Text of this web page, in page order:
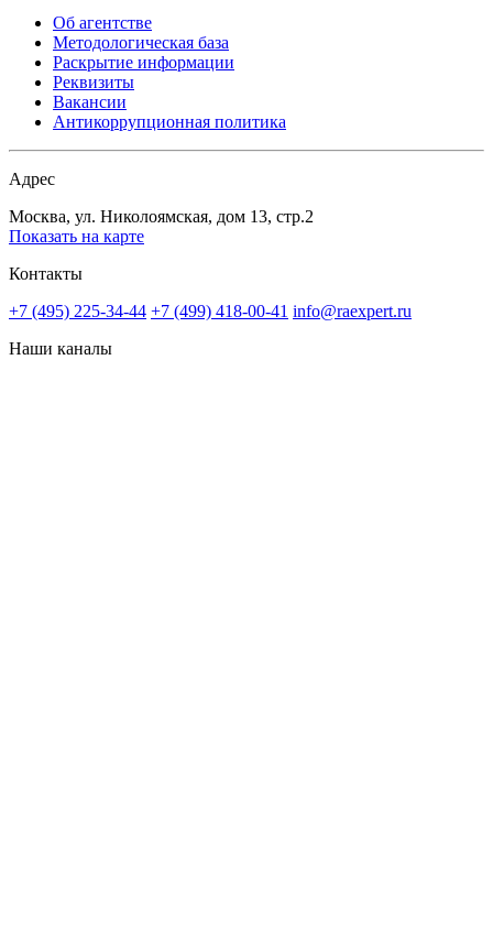
Об агентстве
Методологическая база
Раскрытие информации
Реквизиты
Вакансии
Антикоррупционная политика
Адрес
Москва, ул. Николоямская, дом 13, стр.2
Показать на карте
Контакты
+7 (495) 225-34-44 +7 (499) 418-00-41 info@raexpert.ru
Наши каналы